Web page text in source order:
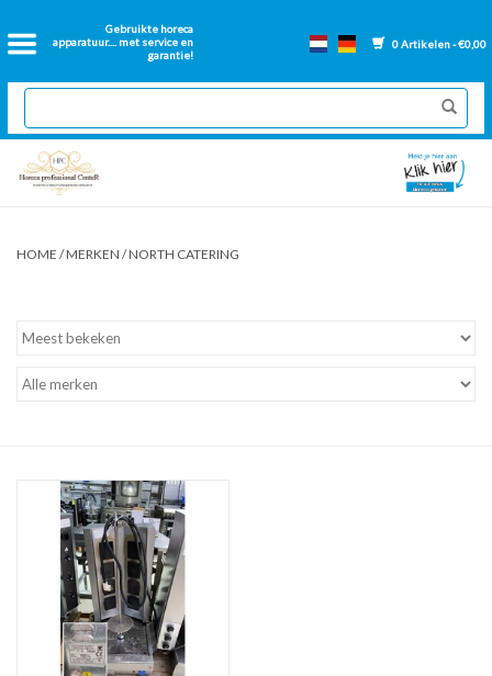
Gebruikte horeca
apparatuur.... met service en
garantie!
0 Artikelen - €0,00
Home
2dehands Horeca
Nieuwe apparatuur
Onderdelen bakwanden
HOME /MERKEN /NORTH CATERING